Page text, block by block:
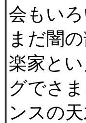
会もい
まだ闇
楽家と
グでさ
ンスの